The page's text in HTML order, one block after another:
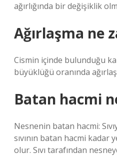
ağırlığında bir değişiklik
Ağırlaşma ne
Cismin içinde bulunduğu
büyüklüğü oranında
Batan hacmi
Nesnenin batan hacmi:
sıvının batan hacmi
olur. Sıvı tarafından